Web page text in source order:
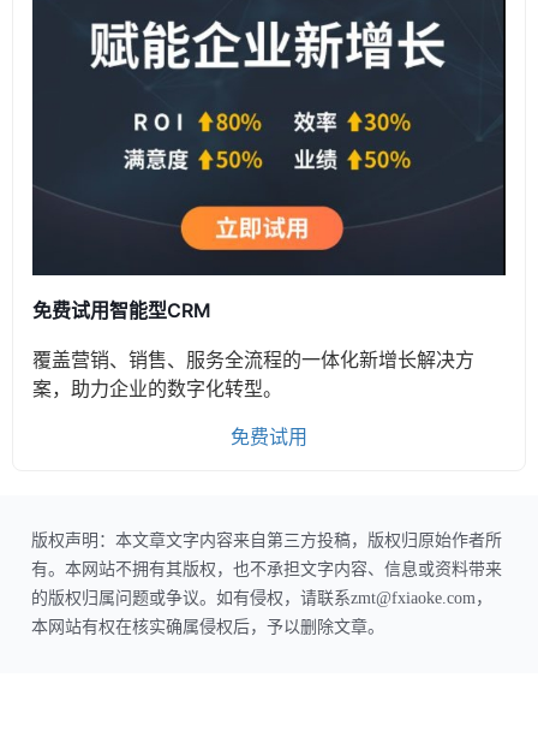
免费试用智能型CRM
覆盖营销、销售、服务全流程的一体化新增长解决方
案，助力企业的数字化转型。
免费试用
版权声明：本文章文字内容来自第三方投稿，版权归原始作者所
有。本网站不拥有其版权，也不承担文字内容、信息或资料带来
的版权归属问题或争议。如有侵权，请联系zmt@fxiaoke.com，
本网站有权在核实确属侵权后，予以删除文章。